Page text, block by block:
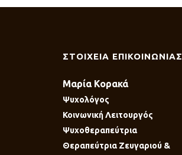
ΣΤΟΙΧΕΙΑ ΕΠΙΚΟΙΝΩΝΙΑΣ
Μαρία Κορακά
Ψυχολόγος
Κοινωνική Λειτουργός
Ψυχοθεραπεύτρια
Θεραπεύτρια Ζευγαριού &